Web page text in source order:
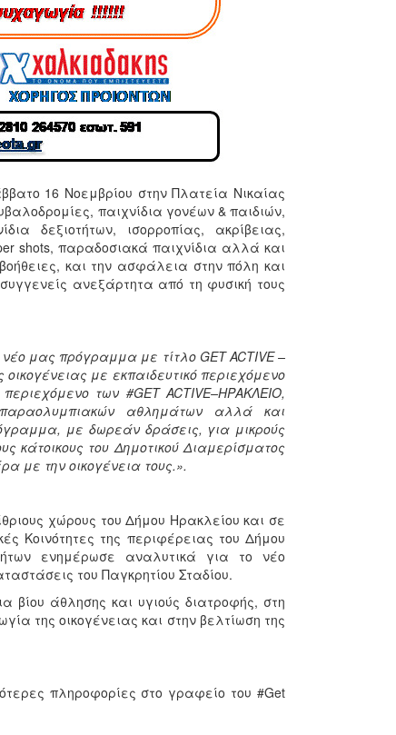
16 Νοεμβρίου στην Πλατεία Νικαίας
παιχνίδια γονέων & παιδιών,
δεξιοτήτων, ισορροπίας, ακρίβειας,
shots, παραδοσιακά παιχνίδια αλλά και
και την ασφάλεια στην πόλη και
ανεξάρτητα από τη φυσική τους
νέο μας πρόγραμμα με τίτλο GET ACTIVE –
με εκπαιδευτικό περιεχόμενο
των #GET ACTIVE–ΗΡΑΚΛΕΙΟ,
παραολυμπιακών αθλημάτων αλλά και
με δωρεάν δράσεις, για μικρούς
του Δημοτικού Διαμερίσματος
με την οικογένεια τους.».
χώρους του Δήμου Ηρακλείου και σε
Κοινότητες της περιφέρειας του Δήμου
ενημέρωσε αναλυτικά για το νέο
του Παγκρητίου Σταδίου.
βίου άθλησης και υγιούς διατροφής, στη
της οικογένειας και στην βελτίωση της
πληροφορίες στο γραφείο του #Get